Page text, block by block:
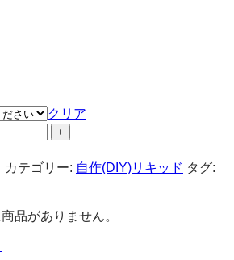
品がありません。
クリア
カテゴリー: 自作(DIY)リキッド タグ: